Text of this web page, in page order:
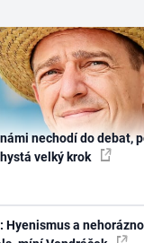
nechodí do debat,
velký krok
Hyenismus a